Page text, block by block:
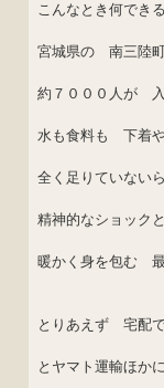
こんなとき何でき
宮城県の 南三陸
約７０００人が
水も食料も 下着
全く足りていない
精神的なショック
暖かく身を包む
とりあえず 宅配
とヤマト運輸ほか